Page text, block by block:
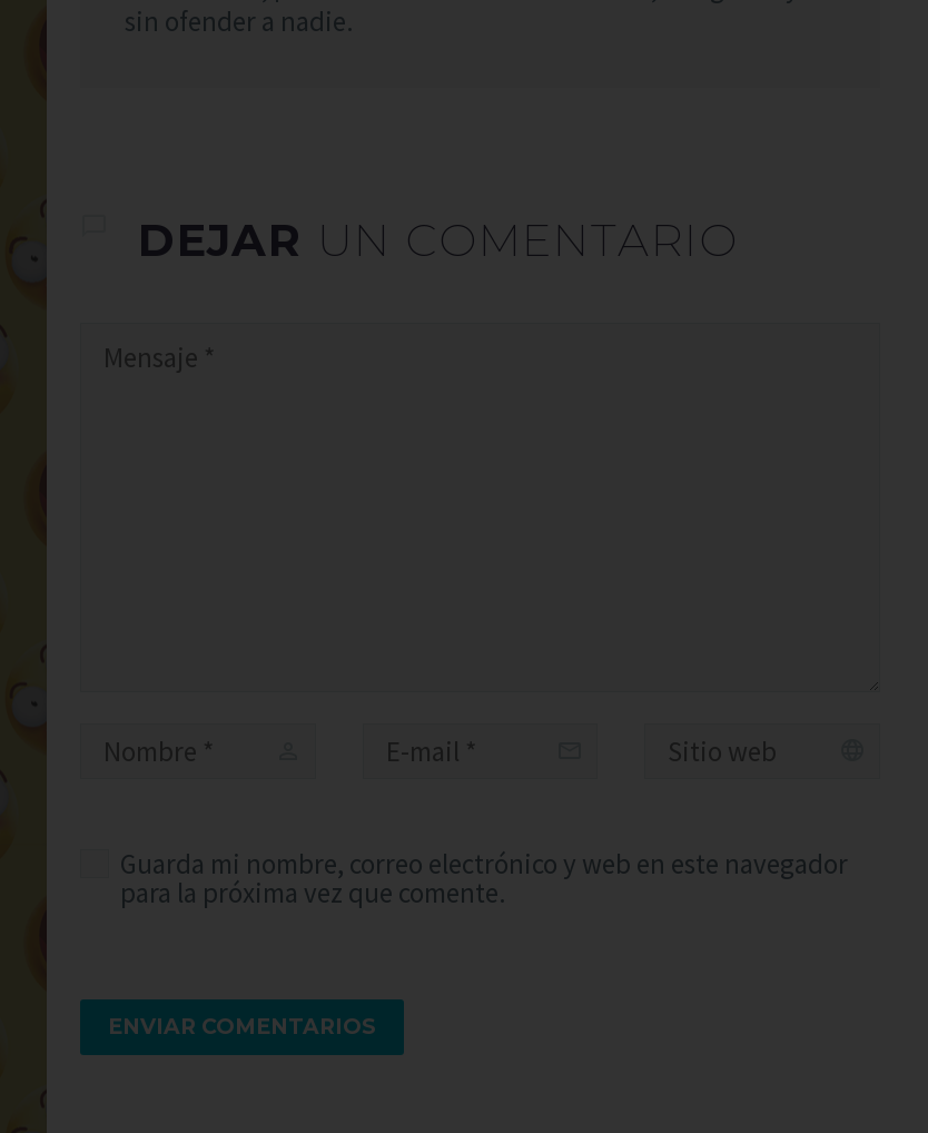
sin ofender a nadie.
DEJAR UN COMENTARIO
Guarda mi nombre, correo electrónico y web en este navegador
para la próxima vez que comente.
ENVIAR COMENTARIOS